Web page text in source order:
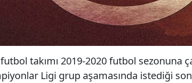
takımı 2019-2020 futbol sezonuna
Ligi grup aşamasında istediği